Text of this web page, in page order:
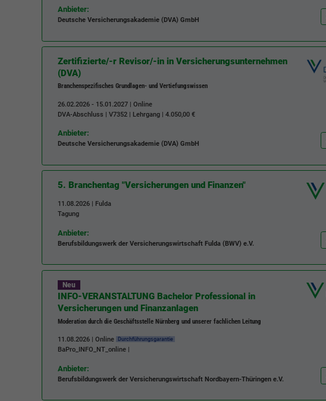
Anbieter:
Deutsche Versicherungsakademie (DVA) GmbH
Zertifizierte/-r Revisor/-in in Versicherungsunternehmen
(DVA)
Branchenspezifisches Grundlagen- und Vertiefungswissen
26.02.2026 - 15.01.2027 | Online
DVA-Abschluss |V7352 | Lehrgang | 4.050,00 €
Anbieter:
Deutsche Versicherungsakademie (DVA) GmbH
5. Branchentag "Versicherungen und Finanzen"
11.08.2026 | Fulda
Tagung
Anbieter:
Berufsbildungswerk der Versicherungswirtschaft Fulda (BWV) e.V.
Neu
INFO-VERANSTALTUNG Bachelor Professional in
Versicherungen und Finanzanlagen
Moderation durch die Geschäftsstelle Nürnberg und unserer fachlichen Leitung
11.08.2026 | Online Durchführungsgarantie
BaPro_INFO_NT_online |
Anbieter:
Berufsbildungswerk der Versicherungswirtschaft Nordbayern-Thüringen e.V.
Einstellungen, falls der Webseiten-Betreiber dies
fe_typo3_user
Speicherung der Benutzer-ID bei Anmeldung über
2 Jahre
Sammelt Daten dazu, wie oft ein Benutzer eine
Website besucht hat, sowie Daten für den ersten
und letzten Besuch. Von Google Analytics
verwendet.
1 Tag
Registriert eine eindeutige ID, die verwendet wird,
Website nutzt, zu generieren.